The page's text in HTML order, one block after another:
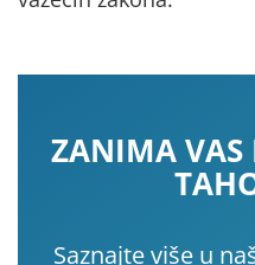
ZANIMA
Saznajte više u